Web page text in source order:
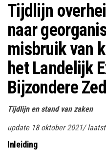
Tijdlijn
naar
misbruik van
het Landelijk
Bijzondere
Tijdlijn en stand van zaken
update 18 oktober 2021/
Inleiding